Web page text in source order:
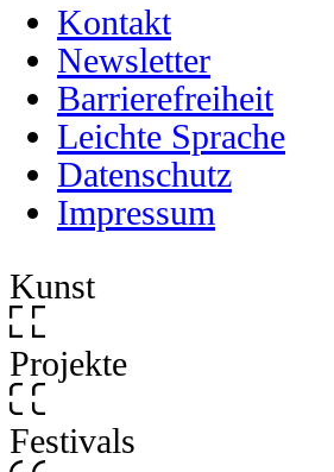
Kontakt
Newsletter
Barrierefreiheit
Leichte Sprache
Datenschutz
Impressum
Kunst
Projekte
Festivals